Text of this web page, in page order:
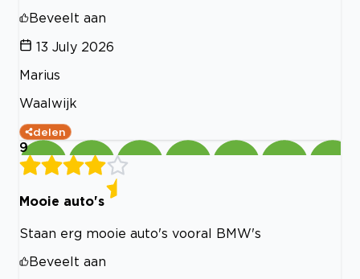
Beveelt aan
13 July 2026
Marius
Waalwijk
delen
9
Mooie auto's
Staan erg mooie auto's vooral BMW's
Beveelt aan